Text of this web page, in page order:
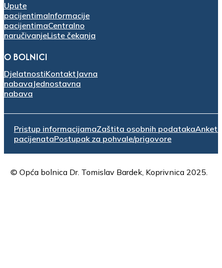
Upute
pacijentimaInformacije
pacijentimaCentralno
naručivanjeListe čekanja
O BOLNICI
DjelatnostiKontakt Javna
nabava Jednostavna
nabava
Pristup informacijamaZaštita osobnih podatakaAnketa
pacijenataPostupak za pohvale/prigovore
© Opća bolnica Dr. Tomislav Bardek, Koprivnica 2025.